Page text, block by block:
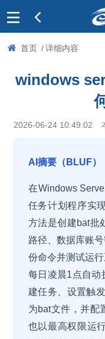
首页 / 详细内容
windows
2026-06-24 10:49:02
AI摘要（BLUF）
在Windows
任务计划程序实
方法是创建bat批
路径、数据库账
份命令并测试运
每日凌晨1点自动
建任务、设置触
为bat文件，并配
也以最高权限运